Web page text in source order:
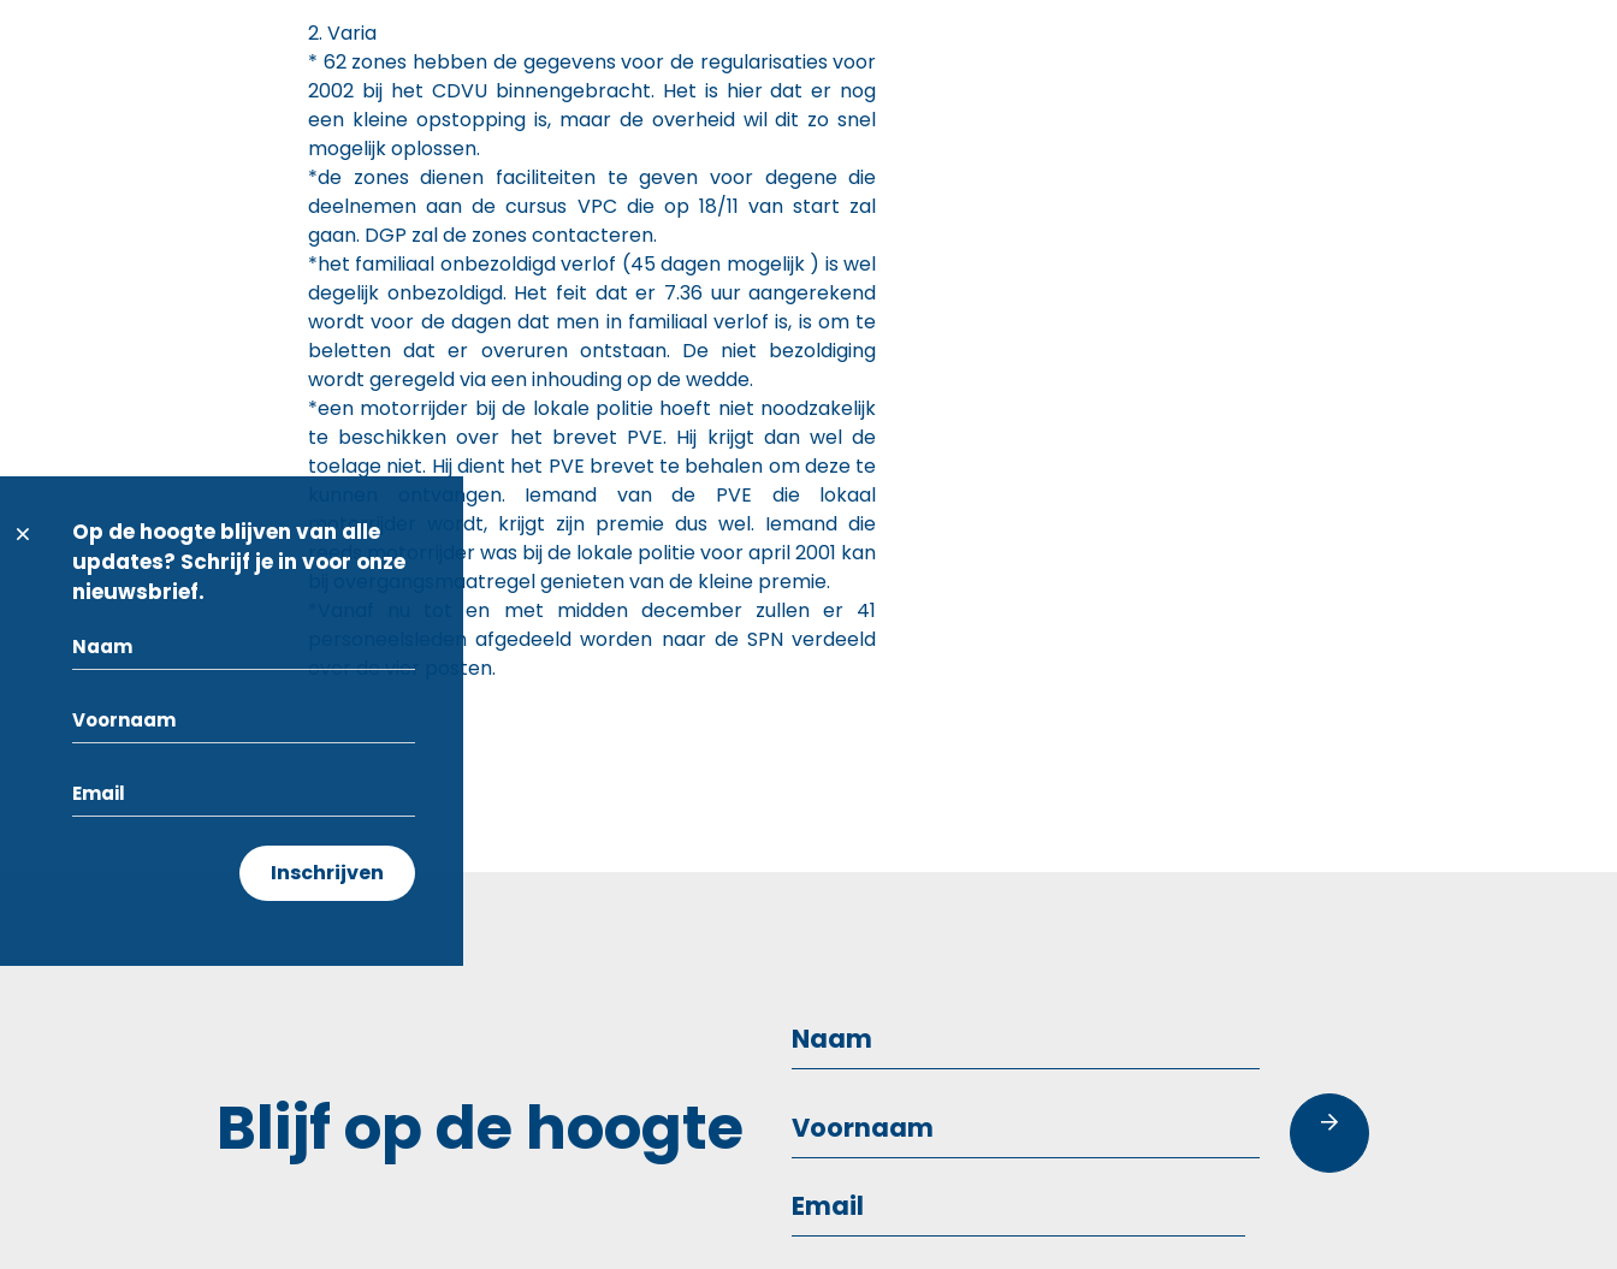
2. Varia
* 62 zones hebben de gegevens voor de regularisaties voor
2002 bij het CDVU binnengebracht. Het is hier dat er nog
een kleine opstopping is, maar de overheid wil dit zo snel
mogelijk oplossen.
*de zones dienen faciliteiten te geven voor degene die
deelnemen aan de cursus VPC die op 18/11 van start zal
gaan. DGP zal de zones contacteren.
*het familiaal onbezoldigd verlof (45 dagen mogelijk ) is wel
degelijk onbezoldigd. Het feit dat er 7.36 uur aangerekend
wordt voor de dagen dat men in familiaal verlof is, is om te
beletten dat er overuren ontstaan. De niet bezoldiging
wordt geregeld via een inhouding op de wedde.
*een motorrijder bij de lokale politie hoeft niet noodzakelijk
te beschikken over het brevet PVE. Hij krijgt dan wel de
toelage niet. Hij dient het PVE brevet te behalen om deze te
kunnen ontvangen. Iemand van de PVE die lokaal
motorrijder wordt, krijgt zijn premie dus wel. Iemand die
reeds motorrijder was bij de lokale politie voor april 2001 kan
bij overgangsmaatregel genieten van de kleine premie.
*Vanaf nu tot en met midden december zullen er 41
personeelsleden afgedeeld worden naar de SPN verdeeld
over de vier posten.
Blijf op de hoogte
Op de hoogte blijven van alle
updates? Schrijf je in voor onze
nieuwsbrief.